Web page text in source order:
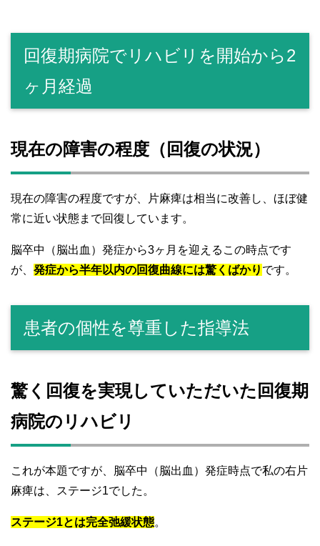
回復期病院でリハビリを開始から2
ヶ月経過
現在の障害の程度（回復の状況）
現在の障害の程度ですが、片麻痺は相当に改善し、ほぼ健
常に近い状態まで回復しています。
脳卒中（脳出血）発症から3ヶ月を迎えるこの時点です
が、 発症から半年以内の回復曲線には驚くばかり です。
患者の個性を尊重した指導法
驚く回復を実現していただいた回復期
病院のリハビリ
これが本題ですが、脳卒中（脳出血）発症時点で私の右片
麻痺は、ステージ1でした。
ステージ1とは完全弛緩状態。